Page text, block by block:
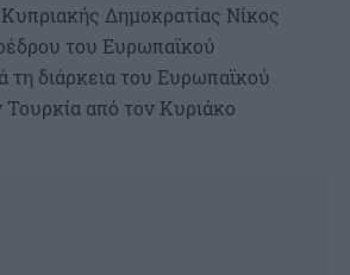
Δημοκρατίας Νίκος
του Ευρωπαϊκού
διάρκεια του Ευρωπαϊκού
Τουρκία από τον Κυριάκο